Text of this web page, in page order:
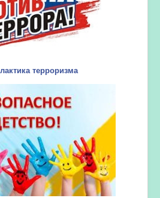
терроризма